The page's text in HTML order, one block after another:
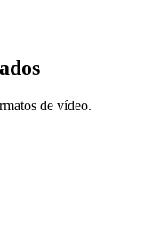
de vídeo.